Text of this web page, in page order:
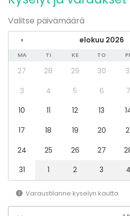
Tähkäpäässä järjestät kokous-
henkilölle. Käytössäsi ovat Wi-
ja sovitin, fläppitaulu,
varusteltu keittiö. Vesipiste,
henkilön rennompiin tilaisuuksiin
Erilaisia elämyspaketteja
liittyen esim. ratsastuskokeilu,
Valitse päivämäärä
‹ elokuu 2026
MA TI KE TO
27 28 29 30
3
4 5 6 7
10
11 12 13
17
18 19 20
24
25 26 27
31
1 2 3 4
Varaustilanne kyselyn kautta